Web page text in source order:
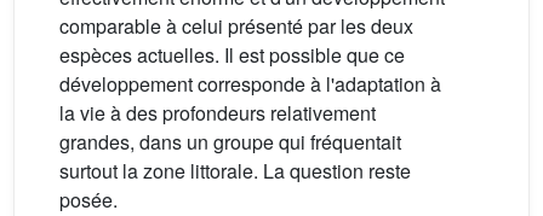
comparable à celui présenté par les deux
espèces actuelles. Il est possible que ce
développement corresponde à l'adaptation à
la vie à des profondeurs relativement
grandes, dans un groupe qui fréquentait
surtout la zone littorale. La question reste
posée.